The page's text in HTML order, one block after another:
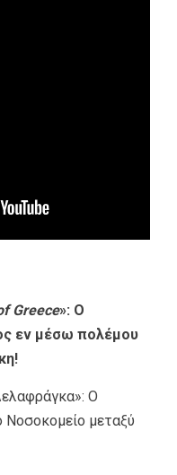
Greece»: Ο
εν μέσω πολέμου
Ο
Νοσοκομείο μεταξύ